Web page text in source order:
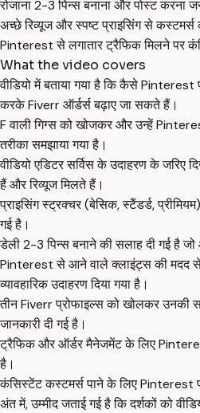
रोजाना 2-3 पिन्स बनाना और पोस्ट करना
अच्छे रिव्यूज और स्पष्ट प्राइसिंग से कस्टमर्स
Pinterest से लगातार ट्रैफिक मिलने पर
What the video covers
वीडियो में बताया गया है कि कैसे Pinterest
करके Fiverr ऑर्डर्स बढ़ाए जा सकते हैं।
F वाली गिग्स को खोजकर और उन्हें
तरीका समझाया गया है।
वीडियो एडिटर सर्विस के उदाहरण के जरिए
हैं और रिव्यूज मिलते हैं।
प्राइसिंग स्ट्रक्चर (बेसिक, स्टैंडर्ड,
गई है।
डेली 2-3 पिन्स बनाने की सलाह दी गई है
Pinterest से आने वाले क्लाइंट्स की मदद
व्यावहारिक उदाहरण दिया गया है।
तीन Fiverr प्रोफाइल्स को खोलकर उनकी
जानकारी दी गई है।
ट्रैफिक और ऑर्डर मैनेजमेंट के लिए
है।
कंसिस्टेंट कस्टमर्स पाने के लिए Pinterest
अंत में, उम्मीद जताई गई है कि दर्शकों को